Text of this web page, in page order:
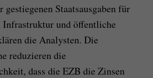
gestiegenen Staatsausgaben für
Infrastruktur und öffentliche
die Analysten. Die
reduzieren die
dass die EZB die Zinsen